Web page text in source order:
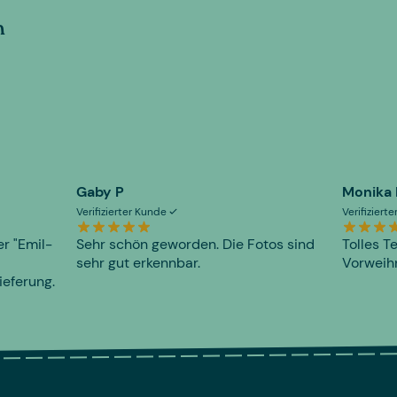
"Emil-
Gaby P
Verifizierter Kunde
Sehr schön geworden. Die Fotos sind
sehr gut erkennbar.
Monika
Tolles